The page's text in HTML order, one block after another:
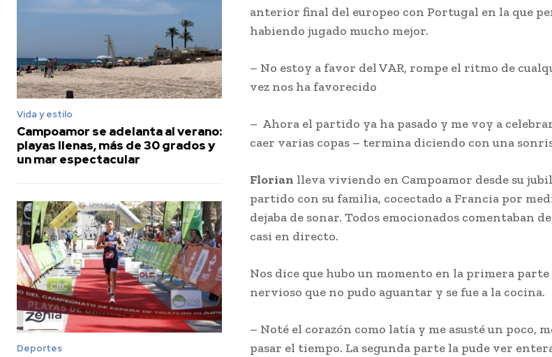
Vida y estilo
Campoamor se adelanta al verano:
playas llenas, más de 30 grados y
un mar espectacular
Deportes
anterior final del europeo con Portugal en la que
habiendo jugado mucho mejor.
– No estoy a favor del VAR, rompe el ritmo de
vez nos ha favorecido
– Ahora el partido ya ha pasado y me voy a
caer varias copas – termina diciendo con una
Florian lleva viviendo en Campoamor desde su
partido con su familia, cocectado a Francia por
dejaba de sonar. Todos emocionados comentaban
casi en directo.
Nos dice que hubo un momento en la primera parte
nervioso que no pudo aguantar y se fue a la cocina.
– Noté el corazón como latía y me asusté un poco,
pasar el tiempo. La segunda parte la pude ver